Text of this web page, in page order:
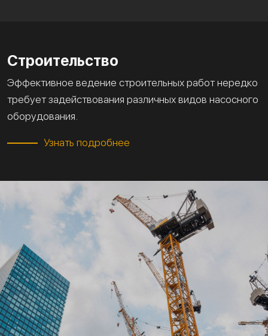
Строительство
Эффективное ведение строительных работ нередко
требует задействования различных видов насосного
оборудования.
Узнать подробнее